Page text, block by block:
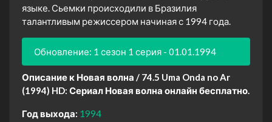
языке. Сьемки происходили в Бразилия
талантливым режиссером начиная с 1994 года.
Обновление: 1 сезон 1 серия - 01.01.1994
Описание к Новая волна / 74.5 Uma Onda no Ar
(1994) HD: Сериал Новая волна онлайн бесплатно.
Год выхода: 1994